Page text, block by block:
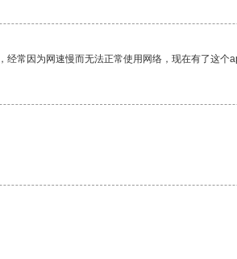
常因为网速慢而无法正常使用网络，现在有了这个